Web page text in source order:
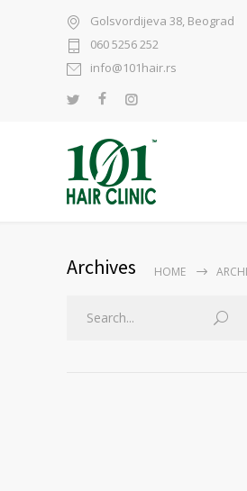
Golsvordijeva 38, Beograd
060 5256 252
info@101hair.rs
Archives HOME